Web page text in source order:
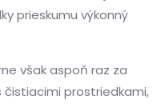
prieskumu výkonný
však aspoň raz za
čistiacimi prostriedkami,